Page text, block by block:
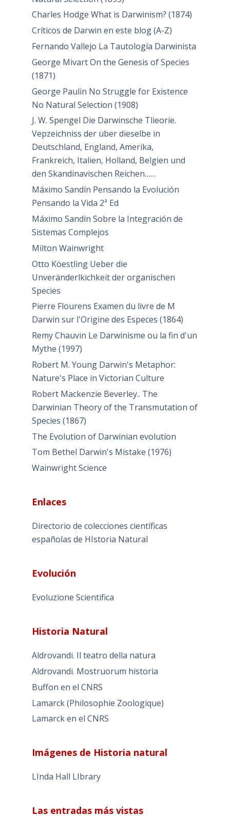
Charles Hodge What is Darwinism? (1874)
Críticos de Darwin en este blog (A-Z)
Fernando Vallejo La Tautología Darwinista
George Mivart On the Genesis of Species
(1871)
George Paulin No Struggle for Existence
No Natural Selection (1908)
J. W. Spengel Die Darwinsche Tlieorie.
Vepzeichniss der über dieselbe in
Deutschland, England, Amerika,
Frankreich, Italien, Holland, Belgien und
den Skandinavischen Reichen……
Máximo Sandín Pensando la Evolución
Pensando la Vida 2ª Ed
Máximo Sandín Sobre la Integración de
Sistemas Complejos
Milton Wainwright
Otto Köestling Ueber die
Unveränderlkichkeit der organischen
Species
Pierre Flourens Examen du livre de M
Darwin sur l'Origine des Especes (1864)
Remy Chauvin Le Darwinisme ou la fin d'un
Mythe (1997)
Robert M. Young Darwin's Metaphor:
Nature's Place in Victorian Culture
Robert Mackenzie Beverley.. The
Darwinian Theory of the Transmutation of
Species (1867)
The Evolution of Darwinian evolution
Tom Bethel Darwin's Mistake (1976)
Wainwright Science
Enlaces
Directorio de colecciones científicas
españolas de HIstoria Natural
Evolución
Evoluzione Scientifica
Historia Natural
Aldrovandi. Il teatro della natura
Aldrovandi. Mostruorum historia
Buffon en el CNRS
Lamarck (Philosophie Zoologique)
Lamarck en el CNRS
Imágenes de Historia natural
LInda Hall LIbrary
Las entradas más vistas